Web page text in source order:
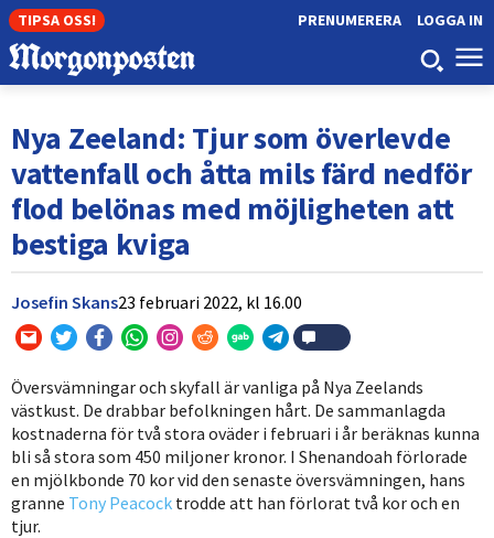
TIPSA OSS! LOGGA IN
PRENUMERERA
Nya Zeeland: Tjur som överlevde
vattenfall och åtta mils färd nedför
flod belönas med möjligheten att
bestiga kviga
Josefin Skans23 februari 2022, kl 16.00
Översvämningar och skyfall är vanliga på Nya Zeelands
västkust. De drabbar befolkningen hårt. De sammanlagda
kostnaderna för två stora oväder i februari i år beräknas kunna
bli så stora som 450 miljoner kronor. I Shenandoah förlorade
en mjölkbonde 70 kor vid den senaste översvämningen, hans
granne Tony Peacock trodde att han förlorat två kor och en
tjur.